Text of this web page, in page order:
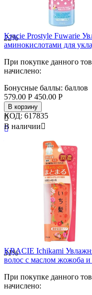
22%
Kracie Prostyle Fuwarie
аминокислотами для
При покупке данного
начислено:
Бонусные баллы: баллов
579.00 Р 450.00 Р
В корзину


КОД: 617835
В наличии
31%
KRACIE Ichikami
волос с маслом жожоба и
При покупке данного
начислено: